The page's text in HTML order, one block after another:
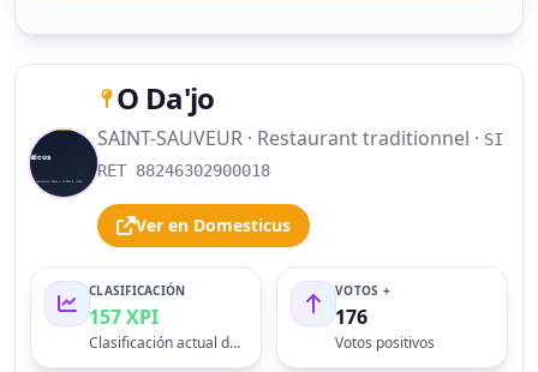
O Da'jo
SAINT-SAUVEUR · Restaurant traditionnel · SI
RET 88246302900018
Ver en Domesticus
CLASIFICACIÓN
157 XPI
Clasificación actual del perfil
VOTOS +
176
Votos positivos